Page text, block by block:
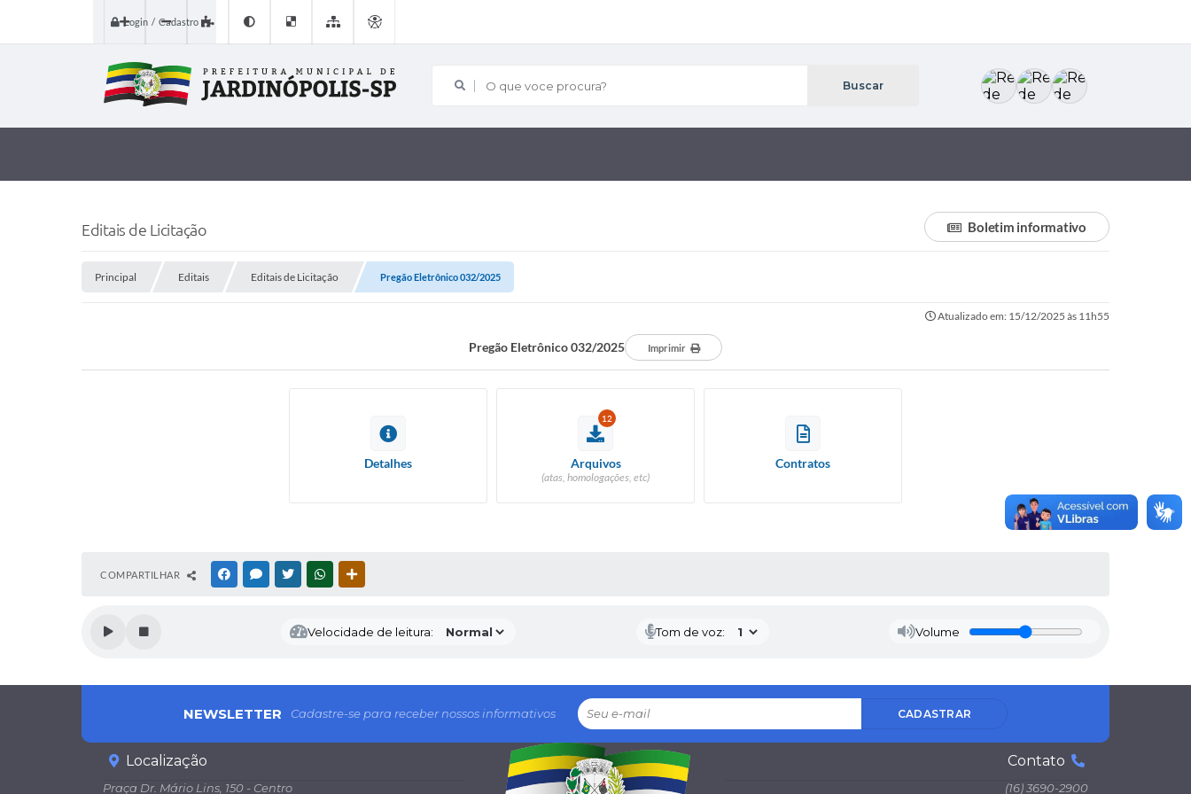
Login / Cadastro
O que voce procura?
Editais de Licitação Boletim informativo
Principal Editais Editais de Licitação Pregão Eletrônico 032/2025
Atualizado em: 15/12/2025 às 11h55
Pregão Eletrônico 032/2025 Imprimir
Detalhes
12
Arquivos
(atas, homologações, etc)
Contratos
COMPARTILHAR FACEBOOKMESSENGER
TWITTERWHATSAPP
Velocidade de leitura: Tom de voz: Volume
NEWSLETTER Cadastre-se para receber nossos informativos CADASTRAR
Localização
Praça Dr. Mário Lins, 150 - Centro
Contato
(16) 3690-2900